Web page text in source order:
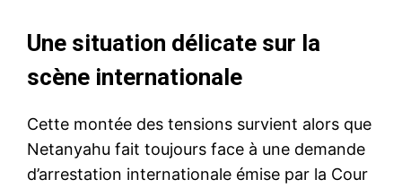
Une situation délicate sur la
scène internationale
Cette montée des tensions survient alors que
Netanyahu fait toujours face à une demande
d’arrestation internationale émise par la Cour